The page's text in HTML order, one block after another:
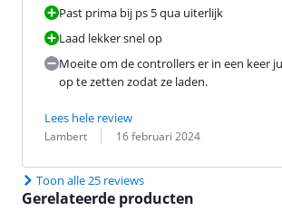
Past prima bij ps 5 qua uiterlijk
Laad lekker snel op
Moeite om de controllers er in een keer
op te zetten zodat ze laden.
Lees hele review
Beoordeling door:
Lambert
Datum: 16 februari 2024
Toon alle 25 reviews
Gerelateerde producten